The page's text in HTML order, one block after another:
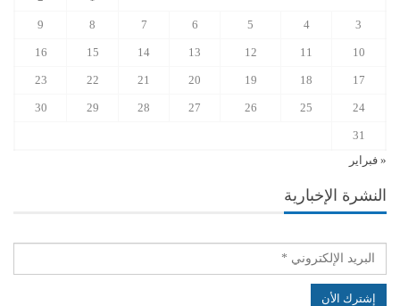
3
4
5
6
7
8
9
10
11
12
13
14
15
16
17
18
19
20
21
22
23
24
25
26
27
28
29
30
31
« فبراير
النشرة الإخبارية